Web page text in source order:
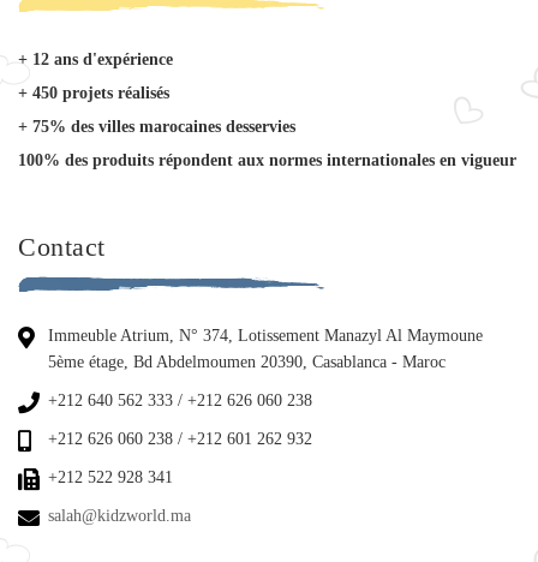
+ 12 ans d'expérience
+ 450 projets réalisés
+ 75% des villes marocaines desservies
100% des produits répondent aux normes internationales en vigueur
Contact
Immeuble Atrium, N° 374, Lotissement Manazyl Al Maymoune
5ème étage, Bd Abdelmoumen 20390, Casablanca - Maroc
+212 640 562 333 / +212 626 060 238
+212 626 060 238 / +212 601 262 932
+212 522 928 341
salah@kidzworld.ma